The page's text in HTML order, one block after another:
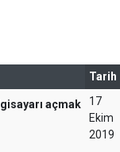
Tarih
açmak
17
Ekim
2019